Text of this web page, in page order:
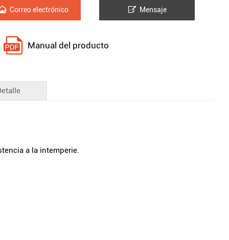
Correo electrónico  Mensaje
Manual del producto
a la intemperie.